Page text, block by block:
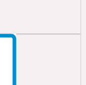
10W40 (0.8L)